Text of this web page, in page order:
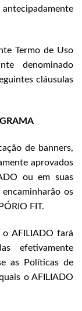
Termo de Uso
denominado
cláusulas
de banners,
aprovados
ou em suas
os
FIT.
AFILIADO fará
efetivamente
as Políticas de
o AFILIADO